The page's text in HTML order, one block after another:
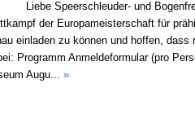
Liebe Speerschleuder- und
der Europameisterschaft für
einladen zu können und hoffen, dass
Programm Anmeldeformular (pro
Augu... »